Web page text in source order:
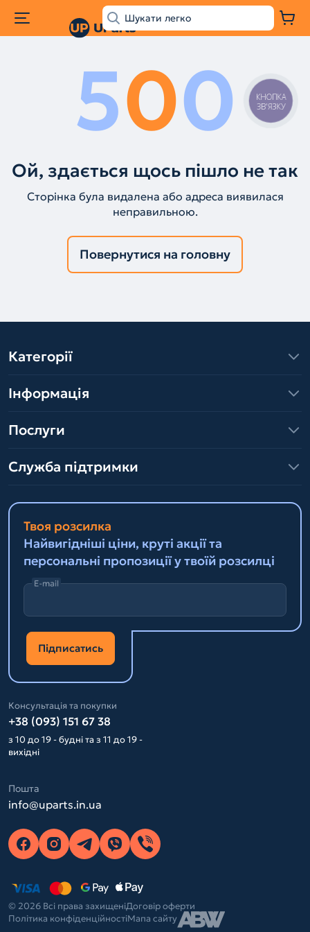
500
Ой, здається щось пішло не так
Сторінка була видалена або адреса виявилася
неправильною.
Повернутися на головну
Категорії
Інформація
Послуги
Служба підтримки
Твоя розсилка
Найвигідніші ціни, круті акції та
персональні пропозиції у твоїй розсилці
E-mail
Підписатись
Консультація та покупки
+38 (093) 151 67 38
з 10 до 19 - будні та з 11 до 19 -
вихідні
Пошта
info@uparts.in.ua
© 2026 Всі права захищеніДоговір оферти
Політика конфіденційностіМапа сайту
КНОПКА
ЗВ'ЯЗКУ